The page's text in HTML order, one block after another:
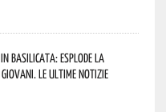
Basilicata: esplode la
Le ultime notizie